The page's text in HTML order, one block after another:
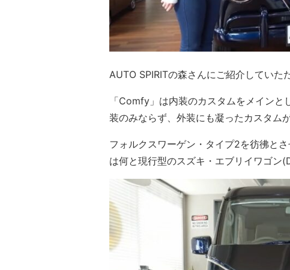
AUTO SPIRITの森さんにご紹介してい
「Comfy」は内装のカスタムをメイン
装のみならず、外装にも凝ったカスタム
フォルクスワーゲン・タイプ2を彷彿と
は何と現行型のスズキ・エブリイワゴン